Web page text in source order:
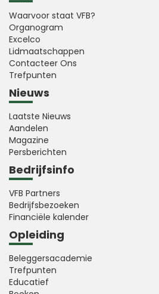
Waarvoor staat VFB?
Organogram
Excelco
Lidmaatschappen
Contacteer Ons
Trefpunten
Nieuws
Laatste Nieuws
Aandelen
Magazine
Persberichten
Bedrijfsinfo
VFB Partners
Bedrijfsbezoeken
Financiële kalender
Opleiding
Beleggersacademie
Trefpunten
Educatief